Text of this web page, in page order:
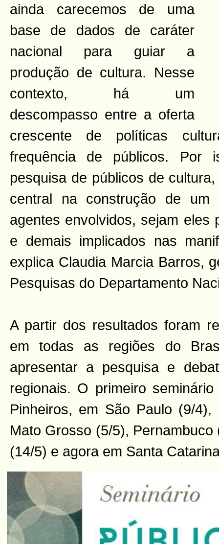
ainda carecemos de uma
base de dados de caráter
nacional para guiar a
produção de cultura. Nesse
contexto, há um
descompasso entre a oferta
crescente de políticas
frequência de públicos. Por
pesquisa de públicos de
central na construção de um
agentes envolvidos, sejam eles
e demais implicados nas
explica Claudia Marcia Barros,
Pesquisas do Departamento
A partir dos resultados foram
em todas as regiões do
apresentar a pesquisa e
regionais. O primeiro
Pinheiros, em São Paulo (9/4),
Mato Grosso (5/5),
(14/5) e agora em Santa